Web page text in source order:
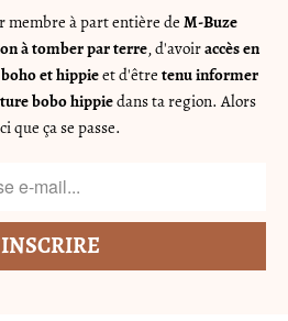
à part entière de M-Buze
à tomber par terre, d'avoiraccès en
et hippieet d'être tenu informer
bobo hippiedans ta region. Alors
que ça se passe.